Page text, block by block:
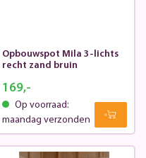
Opbouwspot Mila 3-lichts
recht zand bruin
169,-
Op voorraad:
maandag verzonden